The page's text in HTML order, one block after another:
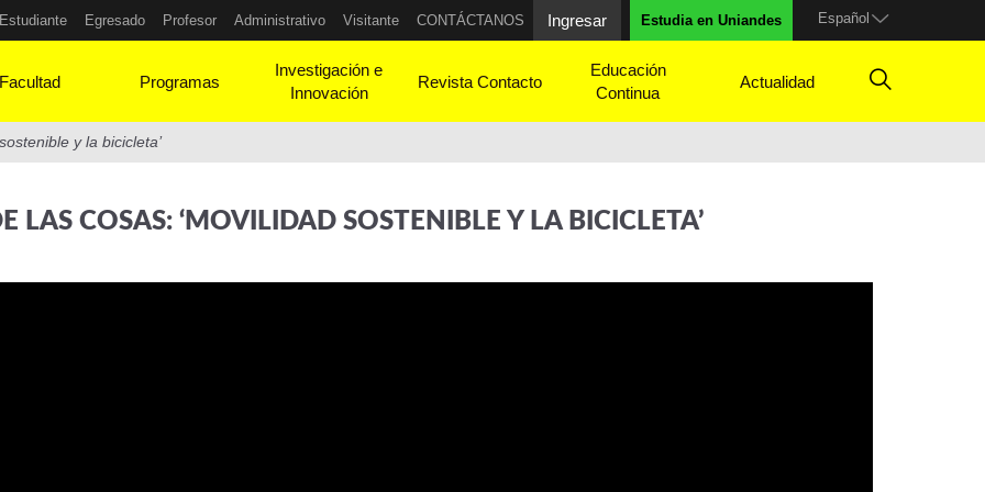
Español
Estudiante Egresado Profesor Administrativo Visitante CONTÁCTANOS Ingresar Estudia en Uniandes
Facultad Programas
Investigación e
Innovación
Revista Contacto
Educación
Continua
Actualidad
y la bicicleta’
LAS COSAS: ‘MOVILIDAD SOSTENIBLE Y LA BICICLETA’